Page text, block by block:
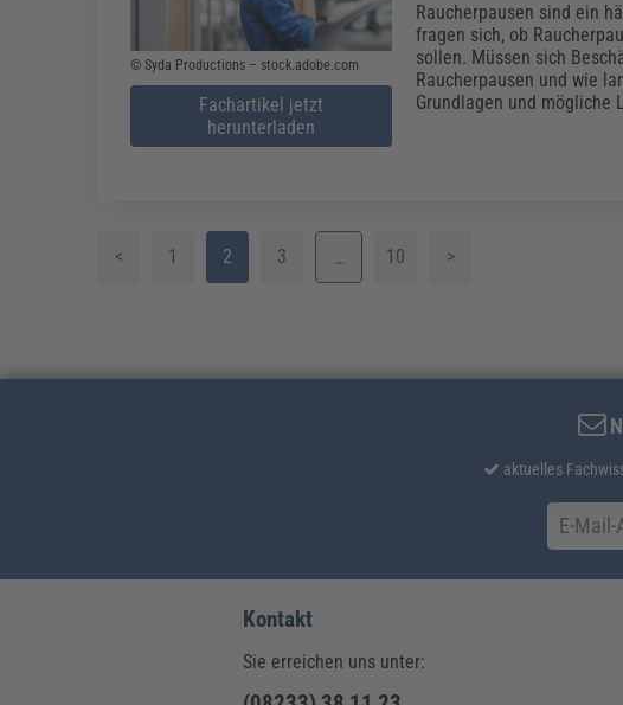
© Syda Productions – stock.adobe.com
Fachartikel jetzt
herunterladen
Raucherpausen sind ein
fragen sich, ob
sollen. Müssen sich
Raucherpausen und wie
Grundlagen und mögliche
< 1 2 3 … 10 >
aktuelles
Kontakt
Sie erreichen uns unter: